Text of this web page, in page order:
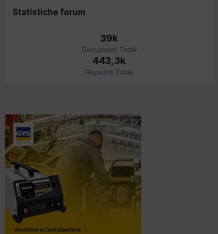
Statistiche forum
39k
Discussioni Totali
443,3k
Risposte Totali